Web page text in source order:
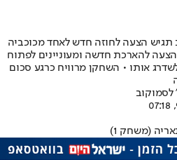
תגיש הצעה לחוזה חדש לאחד מכוכביה
הצעה להארכת חדשה ומעוניינים לפתוח
אותו • השחקן מרוויח כרגע סכום
לסמוקוב
(משחק 1)